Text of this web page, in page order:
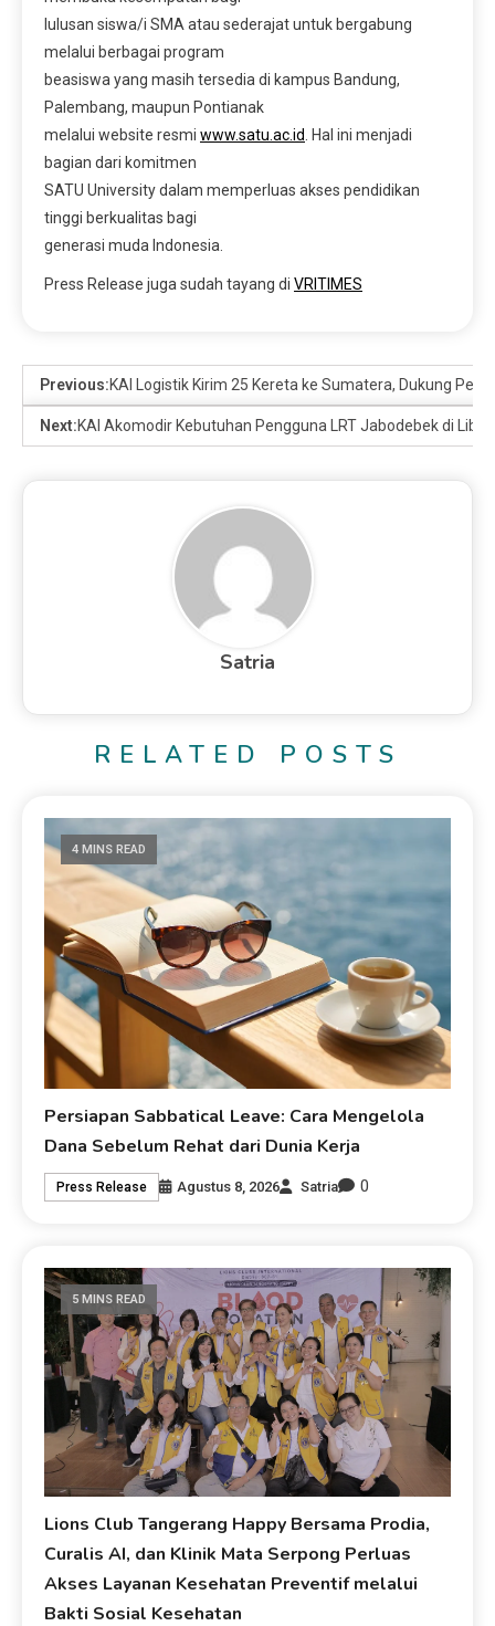
lulusan siswa/i SMA atau sederajat untuk bergabung
melalui berbagai program
beasiswa yang masih tersedia di kampus Bandung,
Palembang, maupun Pontianak
melalui website resmi www.satu.ac.id
. Hal ini menjadi
bagian dari komitmen
SATU University dalam memperluas akses pendidikan
tinggi berkualitas bagi
generasi muda Indonesia.
Press Release juga sudah tayang di VRITIMES
Previous:KAI Logistik Kirim 25 Kereta ke Sumatera, Dukung
Next:KAI Akomodir Kebutuhan Pengguna LRT Jabodebek di
Satria
RELATED POSTS
4 MINS READ
Persiapan Sabbatical Leave: Cara Mengelola
Dana Sebelum Rehat dari Dunia Kerja
Press Release Agustus 8, 2026 Satria 0
5 MINS READ
Lions Club Tangerang Happy Bersama Prodia,
Curalis AI, dan Klinik Mata Serpong Perluas
Akses Layanan Kesehatan Preventif melalui
Bakti Sosial Kesehatan